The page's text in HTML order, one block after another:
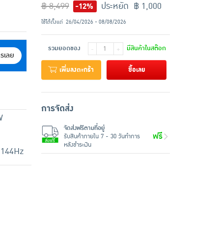
เลย
฿ 8,499 -12% ประหยัด ฿ 1,000
ใช้ได้ตั้งแต่ 26/04/2026 - 08/08/2026
รวมยอดของ - + มีสินค้าในสต๊อก
เพิ่มลงตะกร้า ซื้อเลย
การจัดส่ง
จัดส่งฟรีตามที่อยู่
รับสินค้าภายใน 7 - 30 วันทำการ
หลังชำระเงิน
ฟรี